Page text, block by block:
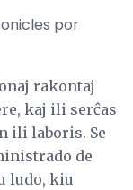
por
rakontaj
kaj ili serĉas
ili laboris. Se
de
ludo, kiu